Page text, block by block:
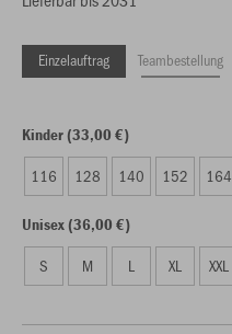
Einzelauftrag Teambestellung
Kinder (33,00 €)
116 128 140 152 164
Unisex (36,00 €)
S M L XL XXL